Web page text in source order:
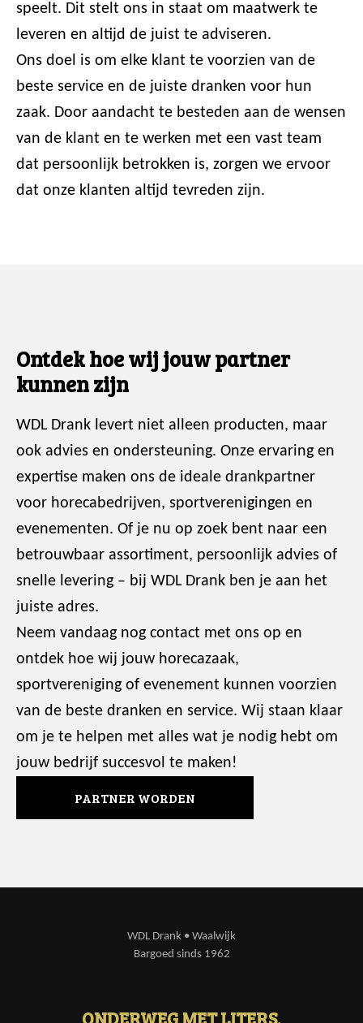
speelt. Dit stelt ons in staat om maatwerk te
leveren en altijd de juist te adviseren.
Ons doel is om elke klant te voorzien van de
beste service en de juiste dranken voor hun
zaak. Door aandacht te besteden aan de wensen
van de klant en te werken met een vast team
dat persoonlijk betrokken is, zorgen we ervoor
dat onze klanten altijd tevreden zijn.
Ontdek hoe wij jouw partner
kunnen zijn
WDL Drank levert niet alleen producten, maar
ook advies en ondersteuning. Onze ervaring en
expertise maken ons de ideale drankpartner
voor horecabedrijven, sportverenigingen en
evenementen. Of je nu op zoek bent naar een
betrouwbaar assortiment, persoonlijk advies of
snelle levering – bij WDL Drank ben je aan het
juiste adres.
Neem vandaag nog contact met ons op en
ontdek hoe wij jouw horecazaak,
sportvereniging of evenement kunnen voorzien
van de beste dranken en service. Wij staan klaar
om je te helpen met alles wat je nodig hebt om
jouw bedrijf succesvol te maken!
PARTNER WORDEN
WDL Drank • Waalwijk
Bargoed sinds 1962